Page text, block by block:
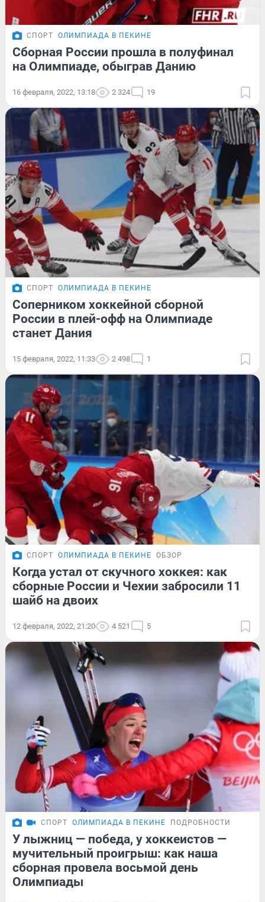
СПОРТ ОЛИМПИАДА В ПЕКИНЕ
Сборная России прошла в полуфинал
на Олимпиаде, обыграв Данию
16 февраля, 2022, 13:18 2 324 19
СПОРТ ОЛИМПИАДА В ПЕКИНЕ
Соперником хоккейной сборной
России в плей-офф на Олимпиаде
станет Дания
15 февраля, 2022, 11:33 2 498 1
СПОРТ ОЛИМПИАДА В ПЕКИНЕ ОБЗОР
Когда устал от скучного хоккея: как
сборные России и Чехии забросили 11
шайб на двоих
12 февраля, 2022, 21:20 4 521 5
СПОРТ ОЛИМПИАДА В ПЕКИНЕ ПОДРОБНОСТИ
У лыжниц — победа, у хоккеистов —
мучительный проигрыш: как наша
сборная провела восьмой день
Олимпиады